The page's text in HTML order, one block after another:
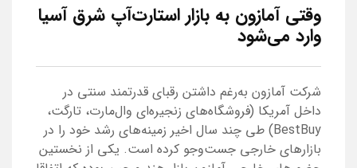
وقتی آمازون به بازار استارت‌آپ شرق آسیا
وارد می‌شود
شرکت آمازون به‌رغم داشتن رقبای قدرتمند سنتی در
داخل آمریکا (فروشگاه‌های زنجیره‌ای وال‌مارت، تارگت،
BestBuy) طی چند سال اخیر زمینه‌های رشد خود را در
بازارهای خارجی جست‌و‌جو کرده است. یکی از نخستین